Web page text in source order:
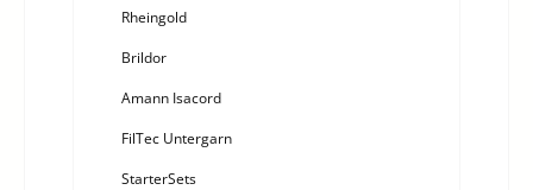
Rheingold
Brildor
Amann Isacord
FilTec Untergarn
StarterSets